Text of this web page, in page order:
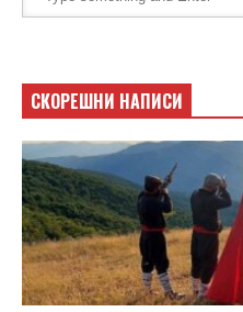
СКОРЕШНИ НАПИСИ